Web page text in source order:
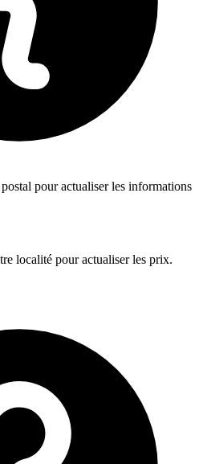
pour actualiser les informations
localité pour actualiser les prix.